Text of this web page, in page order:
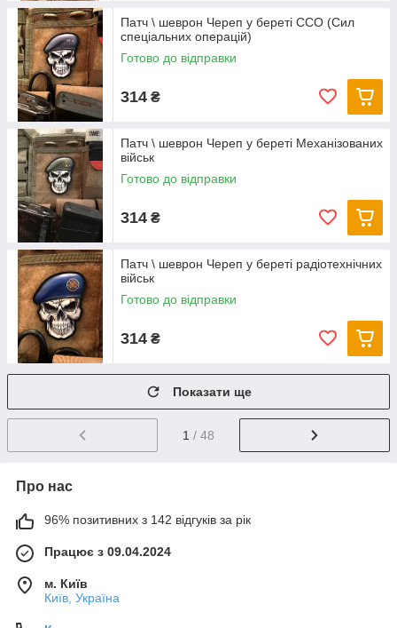
Патч \ шеврон Череп у береті ССО (Сил
спеціальних операцій)
Готово до відправки
314 ₴
Патч \ шеврон Череп у береті Механізованих
військ
Готово до відправки
314 ₴
Патч \ шеврон Череп у береті радіотехнічних
військ
Готово до відправки
314 ₴
Показати ще
1 / 48
Про нас
96% позитивних з 142 відгуків за рік
Працює з 09.04.2024
м. Київ
Київ, Україна